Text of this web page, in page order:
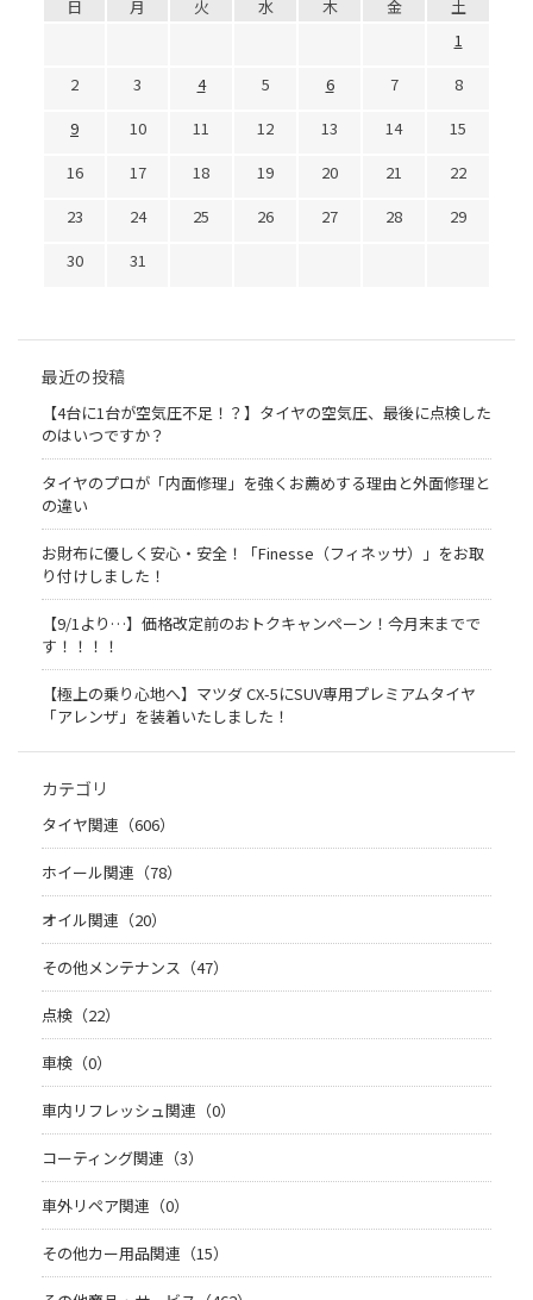
日 月 火 水 木 金
土
1
2
3 4 5 6 7
8
9
10 11 12 13 14
15
16
17 18 19 20 21
22
23
24 25 26 27 28
29
30
31
最近の投稿
【4台に1台が空気圧不足！？】タイヤの空気圧、最後に点検した
のはいつですか？
タイヤのプロが「内面修理」を強くお薦めする理由と外面修理と
の違い
お財布に優しく安心・安全！「Finesse（フィネッサ）」をお取
り付けしました！
【9/1より…】価格改定前のおトクキャンペーン！今月末までで
す！！！！
【極上の乗り心地へ】マツダ CX-5にSUV専用プレミアムタイヤ
「アレンザ」を装着いたしました！
カテゴリ
タイヤ関連（606）
ホイール関連（78）
オイル関連（20）
その他メンテナンス（47）
点検（22）
車検（0）
車内リフレッシュ関連（0）
コーティング関連（3）
車外リペア関連（0）
その他カー用品関連（15）